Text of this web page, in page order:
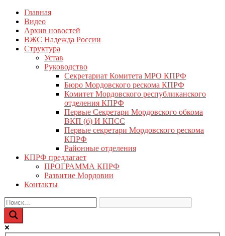
Перейти
содержимому
КПРФ Мордовия
Мордовское Региональное отделение КПРФ
Главная
Видео
Архив новостей
ВЖС Надежда России
Структура
Устав
Руководство
Секретариат Комитета МРО КПРФ
Бюро Мордовского рескома КПРФ
Комитет Мордовского республиканского
отделения КПРФ
Первые Секретари Мордовского обкома
ВКП (б) И КПСС
Первые секретари Мордовского рескома
КПРФ
Районные отделения
КПРФ предлагает
ПРОГРАММА КПРФ
Развитие Мордовии
Контакты